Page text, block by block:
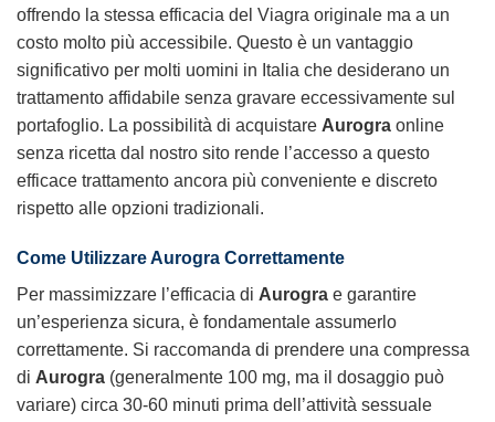
offrendo la stessa efficacia del Viagra originale ma a un
costo molto più accessibile. Questo è un vantaggio
significativo per molti uomini in Italia che desiderano un
trattamento affidabile senza gravare eccessivamente sul
portafoglio. La possibilità di acquistare Aurogra online
senza ricetta dal nostro sito rende l’accesso a questo
efficace trattamento ancora più conveniente e discreto
rispetto alle opzioni tradizionali.
Come Utilizzare Aurogra Correttamente
Per massimizzare l’efficacia di Aurogra e garantire
un’esperienza sicura, è fondamentale assumerlo
correttamente. Si raccomanda di prendere una compressa
di Aurogra (generalmente 100 mg, ma il dosaggio può
variare) circa 30-60 minuti prima dell’attività sessuale